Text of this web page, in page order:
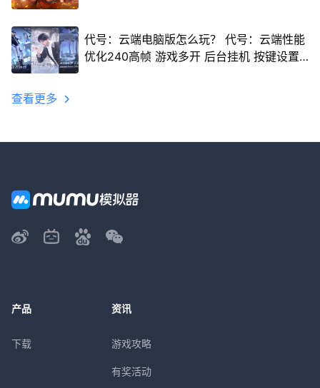
代号：云端电脑版怎么玩？ 代号：云端性能
优化240高帧 游戏多开 后台挂机 按键设置
查看更多
产品
下载
资讯
游戏攻略
有奖活动